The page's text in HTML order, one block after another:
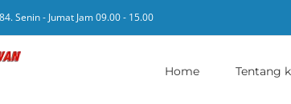
Senin - Jumat Jam 09.00 - 15.00
Home Tentang